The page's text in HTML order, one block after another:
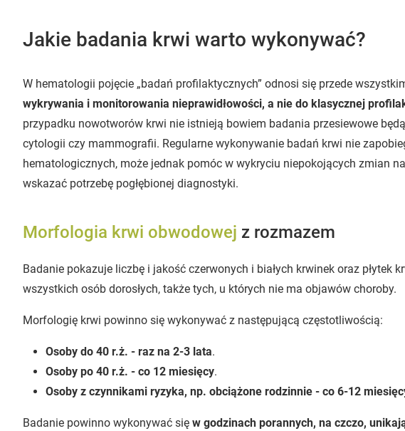
Jakie badania krwi warto wykonywać?
W hematologii pojęcie „badań profilaktycznych” odnosi się przede
wykrywania i monitorowania nieprawidłowości, a nie do klasycznej
przypadku nowotworów krwi nie istnieją bowiem badania przesiewowe
cytologii czy mammografii. Regularne wykonywanie badań krwi nie
hematologicznych, może jednak pomóc w wykryciu niepokojących zmian
wskazać potrzebę pogłębionej diagnostyki.
Morfologia krwi obwodowej z rozmazem
Badanie pokazuje liczbę i jakość czerwonych i białych krwinek oraz płytek
wszystkich osób dorosłych, także tych, u których nie ma objawów choroby.
Morfologię krwi powinno się wykonywać z następującą częstotliwością:
Osoby do 40 r.ż. - raz na 2-3 lata.
Osoby po 40 r.ż. - co 12 miesięcy.
Osoby z czynnikami ryzyka, np. obciążone rodzinnie - co 6-12
Badanie powinno wykonywać się w godzinach porannych, na czczo,